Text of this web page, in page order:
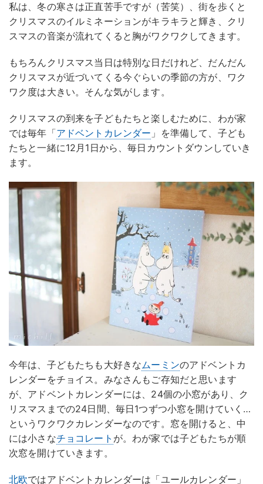
私は、冬の寒さは正直苦手ですが（苦笑）、街を歩くと
クリスマスのイルミネーションがキラキラと輝き、クリ
スマスの音楽が流れてくると胸がワクワクしてきます。
もちろんクリスマス当日は特別な日だけれど、だんだん
クリスマスが近づいてくる今ぐらいの季節の方が、ワク
ワク度は大きい。そんな気がします。
クリスマスの到来を子どもたちと楽しむために、わが家
では毎年「アドベントカレンダー 」を準備して、子ども
たちと一緒に12月1日から、毎日カウントダウンしていき
ます。
今年は、子どもたちも大好きなムーミンのアドベントカ
レンダーをチョイス。みなさんもご存知だと思います
が、アドベントカレンダーには、24個の小窓があり、ク
リスマスまでの24日間、毎日1つずつ小窓を開けていく…
というワクワクカレンダーなのです。窓を開けると、中
には小さなチョコレート が。わが家では子どもたちが順
次窓を開けていきます。
北欧ではアドベントカレンダーは「ユールカレンダー」